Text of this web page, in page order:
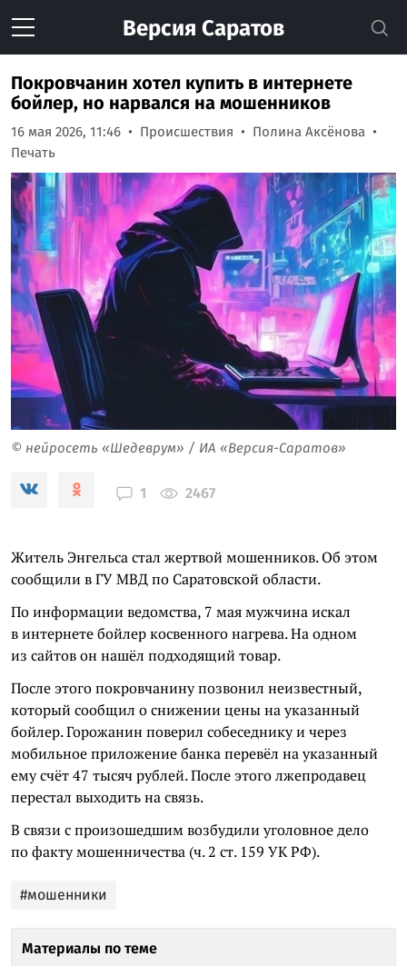
Версия Саратов
Покровчанин хотел купить в интернете
бойлер, но нарвался на мошенников
16 мая 2026, 11:46 Происшествия
Полина Аксёнова
Печать
© нейросеть «Шедеврум» / ИА «Версия-Саратов»
1 2467
Житель Энгельса стал жертвой мошенников. Об этом
сообщили в ГУ МВД по Саратовской области.
По информации ведомства, 7 мая мужчина искал
в интернете бойлер косвенного нагрева. На одном
из сайтов он нашёл подходящий товар.
После этого покровчанину позвонил неизвестный,
который сообщил о снижении цены на указанный
бойлер. Горожанин поверил собеседнику и через
мобильное приложение банка перевёл на указанный
ему счёт 47 тысяч рублей. После этого лжепродавец
перестал выходить на связь.
В связи с произошедшим возбудили уголовное дело
по факту мошенничества (ч. 2 ст. 159 УК РФ).
#мошенники
Материалы по теме